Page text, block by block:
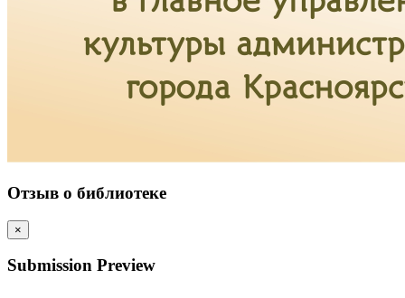
Отзыв о библиотеке
×
Submission Preview